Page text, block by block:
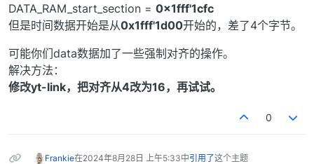
DATA_RAM_start_section = 0x1fff'1cfc
但是时间数据开始是从0x1fff'1d00开始的，差了4个字节。
可能你们data数据加了一些强制对齐的操作。
解决方法：
修改yt-link，把对齐从4改为16，再试试。
0
Frankie在2024年8月28日 上午5:33中引用了这个主题